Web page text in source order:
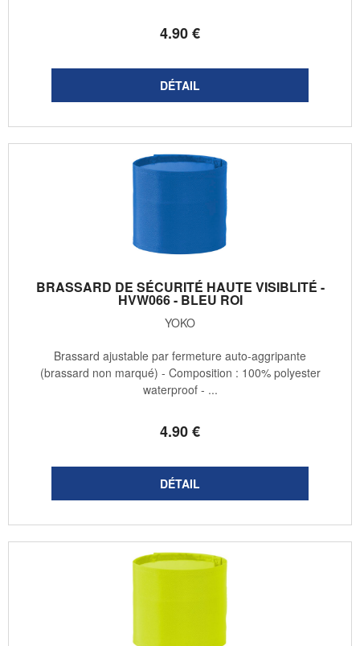
4.90€
BRASSARD DE SÉCURITÉ HAUTE VISIBLITÉ -
HVW066 - BLEU ROI
YOKO
4.90€
Brassard ajustable par fermeture auto-aggripante
(brassard non marqué) - Composition : 100% polyester
waterproof - ...